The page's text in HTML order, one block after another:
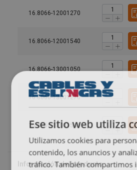
16.8066-12001270
16.8066-12001540
16.8066-13001050
16.8066-13001270
16.8066-13001540
Material:
Ese sitio web utiliza
Utilizamos cookies para
contenido, los anuncios y
tráfico. También compartimos